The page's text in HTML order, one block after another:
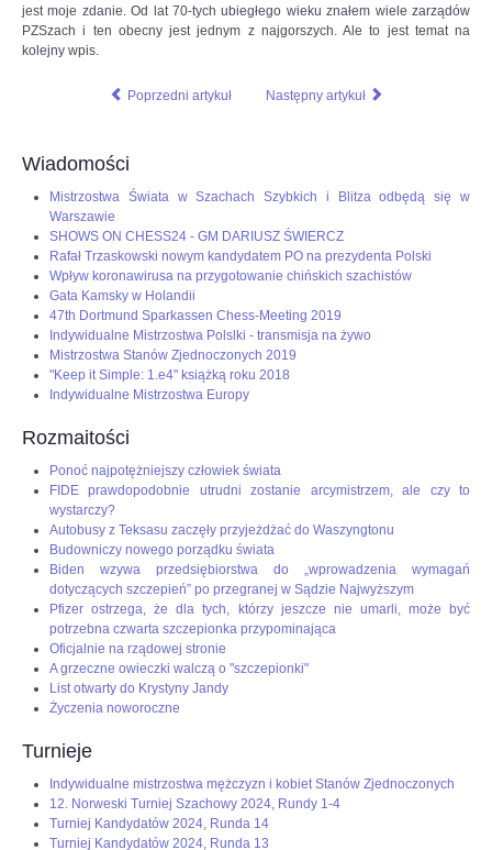
jest moje zdanie. Od lat 70-tych ubiegłego wieku znałem wiele zarządów
PZSzach i ten obecny jest jednym z najgorszych. Ale to jest temat na
kolejny wpis.
Poprzedni artykuł Następny artykuł
Wiadomości
Mistrzostwa Świata w Szachach Szybkich i Blitza odbędą się w
Warszawie
SHOWS ON CHESS24 - GM DARIUSZ ŚWIERCZ
Rafał Trzaskowski nowym kandydatem PO na prezydenta Polski
Wpływ koronawirusa na przygotowanie chińskich szachistów
Gata Kamsky w Holandii
47th Dortmund Sparkassen Chess-Meeting 2019
Indywidualne Mistrzostwa Polslki - transmisja na żywo
Mistrzostwa Stanów Zjednoczonych 2019
"Keep it Simple: 1.e4" książką roku 2018
Indywidualne Mistrzostwa Europy
Rozmaitości
Ponoć najpotężniejszy człowiek świata
FIDE prawdopodobnie utrudni zostanie arcymistrzem, ale czy to
wystarczy?
Autobusy z Teksasu zaczęły przyjeżdżać do Waszyngtonu
Budowniczy nowego porządku świata
Biden wzywa przedsiębiorstwa do „wprowadzenia wymagań
dotyczących szczepień” po przegranej w Sądzie Najwyższym
Pfizer ostrzega, że dla tych, którzy jeszcze nie umarli, może być
potrzebna czwarta szczepionka przypominająca
Oficjalnie na rządowej stronie
A grzeczne owieczki walczą o "szczepionki"
List otwarty do Krystyny Jandy
Życzenia noworoczne
Turnieje
Indywidualne mistrzostwa mężczyzn i kobiet Stanów Zjednoczonych
12. Norweski Turniej Szachowy 2024, Rundy 1-4
Turniej Kandydatów 2024, Runda 14
Turniej Kandydatów 2024, Runda 13